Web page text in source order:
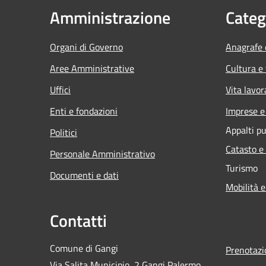
Amministrazione
Organi di Governo
Aree Amministrative
Uffici
Enti e fondazioni
Politici
Personale Amministrativo
Documenti e dati
Cultura
Vita
Imprese
Appalti
Catasto
Turismo
Mobilità
Contatti
Comune di Gangi